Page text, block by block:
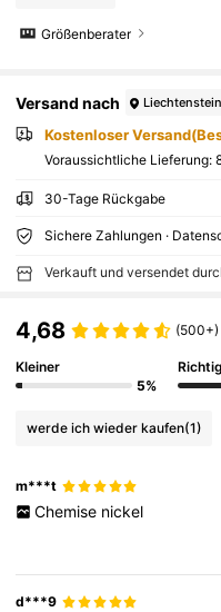
Größenberater
Versand nach Liechtenstein
Kostenloser
Voraussichtliche Lieferung:
30-Tage Rückgabe
Sichere Zahlungen ·
Verkauft und versendet
4,68 (500+)
Kleiner
5%
werde ich wieder kaufen(1)
m***t
Chemise nickel
d***9